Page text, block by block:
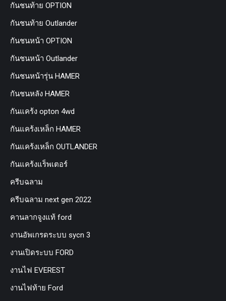
กันชนท้าย OPTION
กันชนท้าย Outlander
กันชนหน้า OPTION
กันชนหน้า Outlander
กันชนหน้ารุ่น HAMER
กันชนหลัง HAMER
กันแคร้ง opton 4wd
กันแคร้งเหล็ก HAMER
กันแคร้งเหล็ก OUTLANDER
กันแคร้งแร็พเตอร์
ครีบฉลาม
ครีบฉลาม next gen 2022
คานลากจูงแท้ ford
งานอัพเกรดระบบ sycn 3
งานเปิดระบบ FORD
งานไฟ EVEREST
งานไฟท้าย Ford